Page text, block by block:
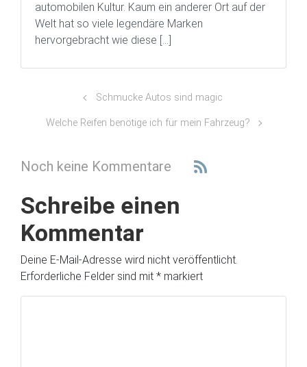
automobilen Kultur. Kaum ein anderer Ort auf der
Welt hat so viele legendäre Marken
hervorgebracht wie diese […]
Schmucke Autos sind magic
Welche Reifen benötige ich für mein Fahrzeug?
Noch keine Kommentare
Schreibe einen
Kommentar
Deine E-Mail-Adresse wird nicht veröffentlicht.
Erforderliche Felder sind mit * markiert